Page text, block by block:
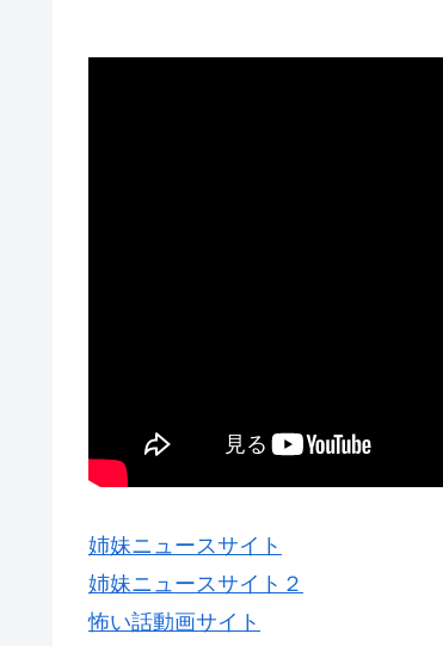
姉妹ニュースサイト
姉妹ニュースサイト２
怖い話動画サイト